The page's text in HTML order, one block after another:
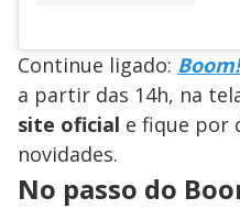
Continue ligado: Boom!
a partir das 14h, na
site oficial e fique por
novidades.
No passo do